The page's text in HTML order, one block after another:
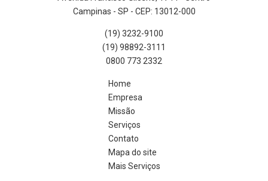
Campinas - SP - CEP: 13012-000
(19) 3232-9100
(19) 98892-3111
0800 773 2332
Home
Empresa
Missão
Serviços
Contato
Mapa do site
Mais Serviços